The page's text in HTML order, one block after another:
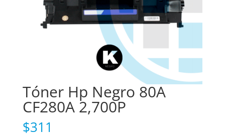
Tóner Hp Negro 80A
CF280A 2,700P
$311